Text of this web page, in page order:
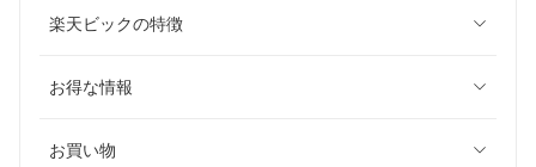
楽天ビックの特徴
お得な情報
お買い物